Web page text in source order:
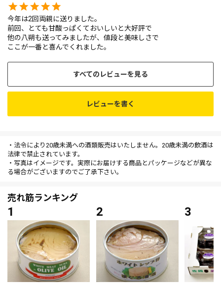
今年は2回両親に送りました。
前回、とても甘酸っぱくておいしいと大好評で
他の八朔も送ってみましたが、値段と美味しさで
ここが一番と喜んでくれました。
すべてのレビューを見る
レビューを書く
・法令により20歳未満への酒類販売はいたしません。20歳未満の飲酒は
法律で禁止されています。
・写真はイメージです。実際にお届けする商品とパッケージなどが異な
る場合がございますのでご了承下さい。
売れ筋ランキング